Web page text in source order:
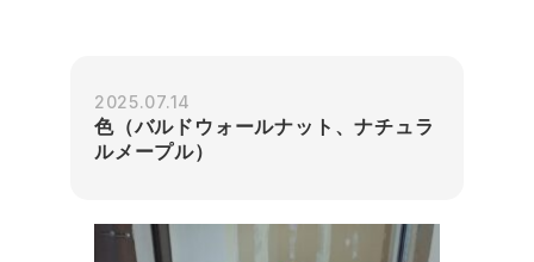
2025.07.14
色（バルドウォールナット、ナチュラ
ルメープル）